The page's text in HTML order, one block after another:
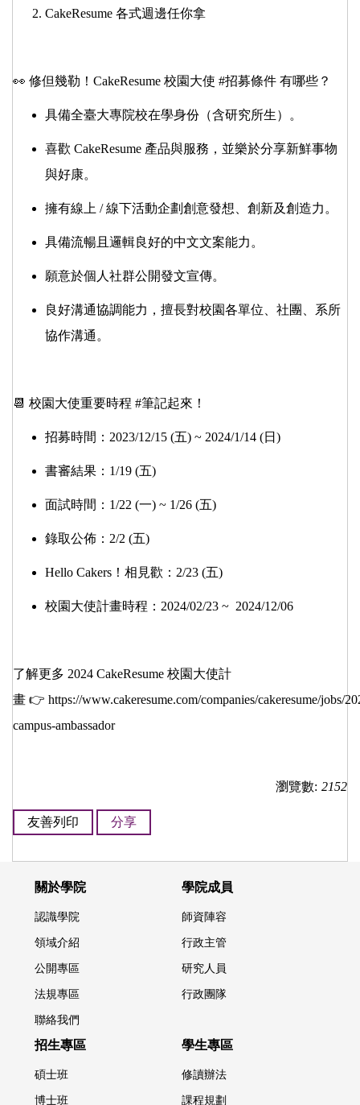
CakeResume 各式週邊任你拿
👀 修但幾勒！CakeResume 校園大使 #招募條件 有哪些？
具備全臺大專院校在學身份（含研究所生）。
喜歡 CakeResume 產品與服務，並樂於分享新鮮事物
與好康。
擁有線上 / 線下活動企劃創意發想、創新及創造力。
具備流暢且邏輯良好的中文文案能力。
願意於個人社群公開發文宣傳。
良好溝通協調能力，擅長對校園各單位、社團、系所
協作溝通。
📆 校園大使重要時程 #筆記起來！
招募時間：2023/12/15 (五) ~ 2024/1/14 (日)
書審結果：1/19 (五)
面試時間：1/22 (一) ~ 1/26 (五)
錄取公佈：2/2 (五)
Hello Cakers！相見歡：2/23 (五)
校園大使計畫時程：2024/02/23 ~ 2024/12/06
了解更多 2024 CakeResume 校園大使計
畫 👉 https://www.cakeresume.com/companies/cakeresume/jobs/
campus-ambassador
瀏覽數: 2152
友善列印 分享
關於學院
認識學院
領域介紹
公開專區
法規專區
聯絡我們
學院成員
師資陣容
行政主管
研究人員
行政團隊
招生專區
碩士班
博士班
學生專區
修讀辦法
課程規劃